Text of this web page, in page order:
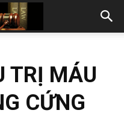
TRỊ MÁU
CỨNG